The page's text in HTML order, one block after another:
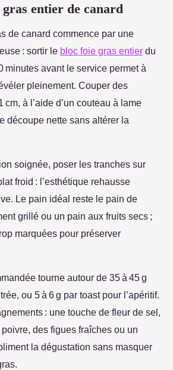
entier de canard
de canard commence par une
: sortir le bloc foie gras entier du
minutes avant le service permet à
pleinement. Couper des
à l’aide d’un couteau à lame
découpe nette sans altérer la
soignée, poser les tranches sur
froid : l’esthétique rehausse
Le pain idéal reste le pain de
grillé ou un pain aux fruits secs ;
marquées pour préserver
tourne autour de 35 à 45 g
ou 5 à 6 g par toast pour l’apéritif.
: une touche de fleur de sel,
des figues fraîches ou un
la dégustation sans masquer